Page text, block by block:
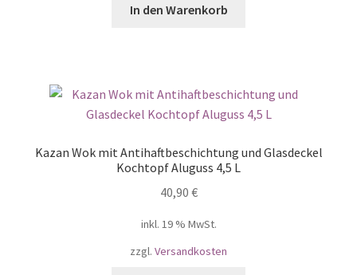
In den Warenkorb
Kazan Wok mit Antihaftbeschichtung und Glasdeckel
Kochtopf Aluguss 4,5 L
40,90 €
inkl. 19 % MwSt.
zzgl. Versandkosten